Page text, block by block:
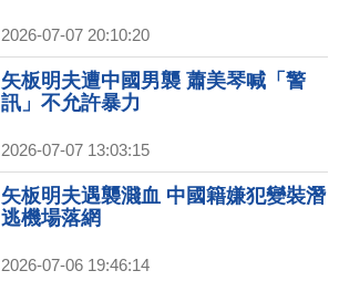
2026-07-07 20:10:20
矢板明夫遭中國男襲 蕭美琴喊「警
訊」不允許暴力
2026-07-07 13:03:15
矢板明夫遇襲濺血 中國籍嫌犯變裝潛
逃機場落網
2026-07-06 19:46:14